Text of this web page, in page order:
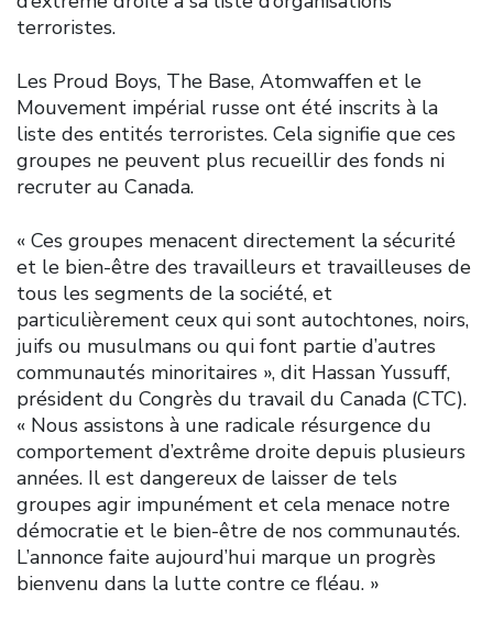
terroristes.
Les Proud Boys, The Base, Atomwaffen et le
Mouvement impérial russe ont été inscrits à la
liste des entités terroristes. Cela signifie que ces
groupes ne peuvent plus recueillir des fonds ni
recruter au Canada.
« Ces groupes menacent directement la sécurité
et le bien-être des travailleurs et travailleuses de
tous les segments de la société, et
particulièrement ceux qui sont autochtones, noirs,
juifs ou musulmans ou qui font partie d’autres
communautés minoritaires », dit Hassan Yussuff,
président du Congrès du travail du Canada (CTC).
« Nous assistons à une radicale résurgence du
comportement d’extrême droite depuis plusieurs
années. Il est dangereux de laisser de tels
groupes agir impunément et cela menace notre
démocratie et le bien-être de nos communautés.
L’annonce faite aujourd’hui marque un progrès
bienvenu dans la lutte contre ce fléau. »